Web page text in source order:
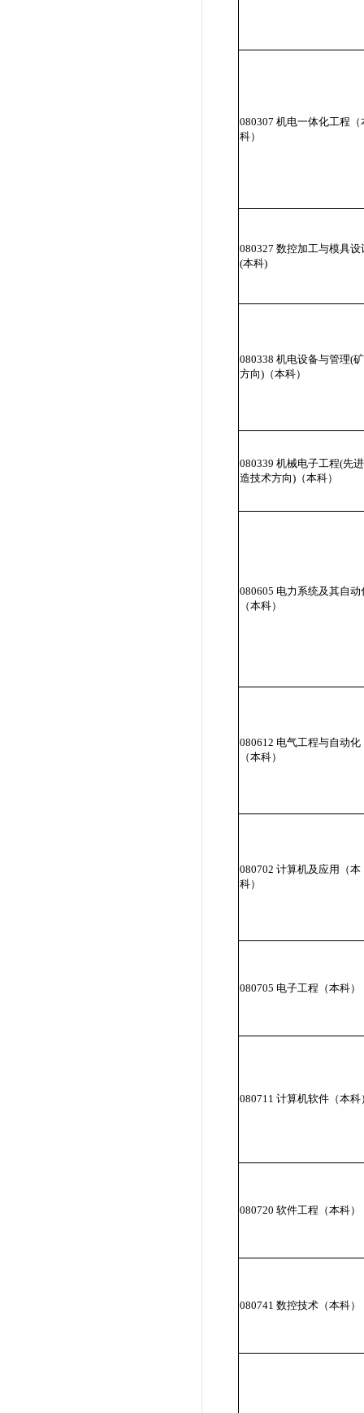
080307 机电一体化工程（
科）
080327 数控加工与模具设
(本科)
080338 机电设备与管理(
方向)（本科）
080339 机械电子工程(先
造技术方向)（本科）
080605 电力系统及其自动
（本科）
080612 电气工程与自动化
（本科）
080702 计算机及应用（本
科）
080705 电子工程（本科）
080711 计算机软件（本科
080720 软件工程（本科）
080741 数控技术（本科）